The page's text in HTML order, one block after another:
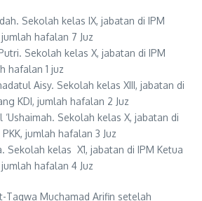
Sekolah kelas IX, jabatan di IPM
hafalan 7 Juz
Sekolah kelas X, jabatan di IPM
hafalan 1 juz
Aisy. Sekolah kelas XIII, jabatan di
KDI, jumlah hafalan 2 Juz
Sekolah kelas X, jabatan di
jumlah hafalan 3 Juz
Sekolah kelas X1, jabatan di IPM Ketua
hafalan 4 Juz
Taqwa Muchamad Arifin setelah